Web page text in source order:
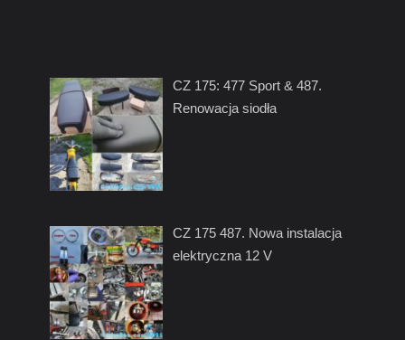
CZ 175: 477 Sport & 487.
Renowacja siodła
CZ 175 487. Nowa instalacja
elektryczna 12 V